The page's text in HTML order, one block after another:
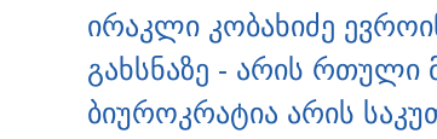
ირაკლი კობახიძე
გახსნაზე - არის
ბიუროკრატია არის